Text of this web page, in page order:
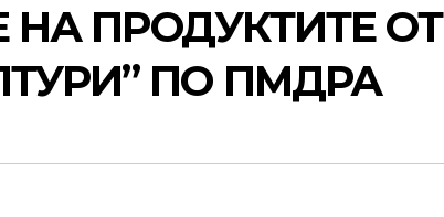
НА ПРОДУКТИТЕ ОТ
ПО ПМДРА